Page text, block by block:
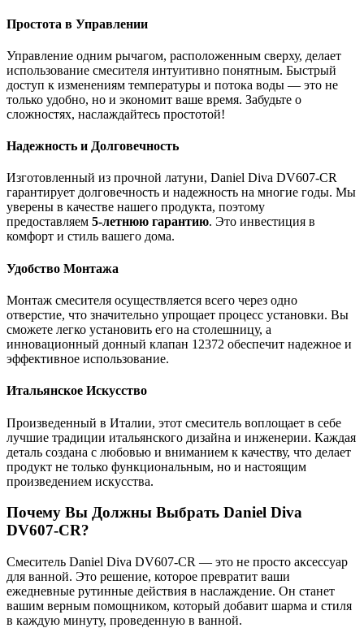
Простота в Управлении
Управление одним рычагом, расположенным сверху, делает
использование смесителя интуитивно понятным. Быстрый
доступ к изменениям температуры и потока воды — это не
только удобно, но и экономит ваше время. Забудьте о
сложностях, наслаждайтесь простотой!
Надежность и Долговечность
Изготовленный из прочной латуни, Daniel Diva DV607-CR
гарантирует долговечность и надежность на многие годы. Мы
уверены в качестве нашего продукта, поэтому
предоставляем 5-летнюю гарантию. Это инвестиция в
комфорт и стиль вашего дома.
Удобство Монтажа
Монтаж смесителя осуществляется всего через одно
отверстие, что значительно упрощает процесс установки. Вы
сможете легко установить его на столешницу, а
инновационный донный клапан 12372 обеспечит надежное и
эффективное использование.
Итальянское Искусство
Произведенный в Италии, этот смеситель воплощает в себе
лучшие традиции итальянского дизайна и инженерии. Каждая
деталь создана с любовью и вниманием к качеству, что делает
продукт не только функциональным, но и настоящим
произведением искусства.
Почему Вы Должны Выбрать Daniel Diva
DV607-CR?
Смеситель Daniel Diva DV607-CR — это не просто аксессуар
для ванной. Это решение, которое превратит ваши
ежедневные рутинные действия в наслаждение. Он станет
вашим верным помощником, который добавит шарма и стиля
в каждую минуту, проведенную в ванной.